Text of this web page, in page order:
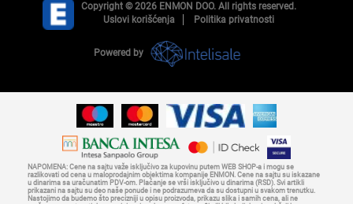
Copyright © 2026 ENMON DOO. All rights reserved.
Uslovi korišćenja
Politika privatnosti
Powered by
NAPOMENA: Cene na sajtu važe isključivo za kupovinu putem WEB SHOP-a i mogu se
razlikovati od cena u maloprodajnim objektima kompanije ENMON. Cene na sajtu su iskazane
u dinarima sa uračunatim PDV-om. Plaćanje se vrši isključivo u dinarima (RSD). Svi artikli
prikazani na sajtu su deo naše ponude i ne podrazumeva da su dostupni u svakom trenutku.
Nastojimo da budemo što precizniji u opisu proizvoda, prikazu slika i samih cena, ali ne